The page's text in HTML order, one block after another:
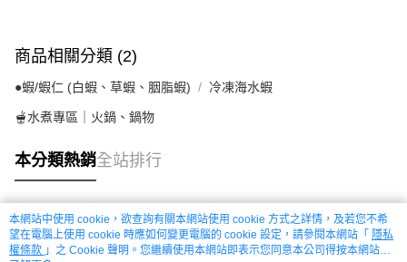
商品相關分類 (2)
●蝦/蝦仁 (白蝦、草蝦、胭脂蝦) 冷凍海水蝦
🫕水煮專區｜火鍋、鍋物
本分類熱銷全站排行
熱門標籤
本網站中使用 cookie，欲查詢有關本網站使用 cookie 方式之詳情，及若您不希
望在電腦上使用 cookie 時應如何變更電腦的 cookie 設定，請參閱本網站「 隱私
權條款 」之 Cookie 聲明。您繼續使用本網站即表示您同意本公司得按本網站使